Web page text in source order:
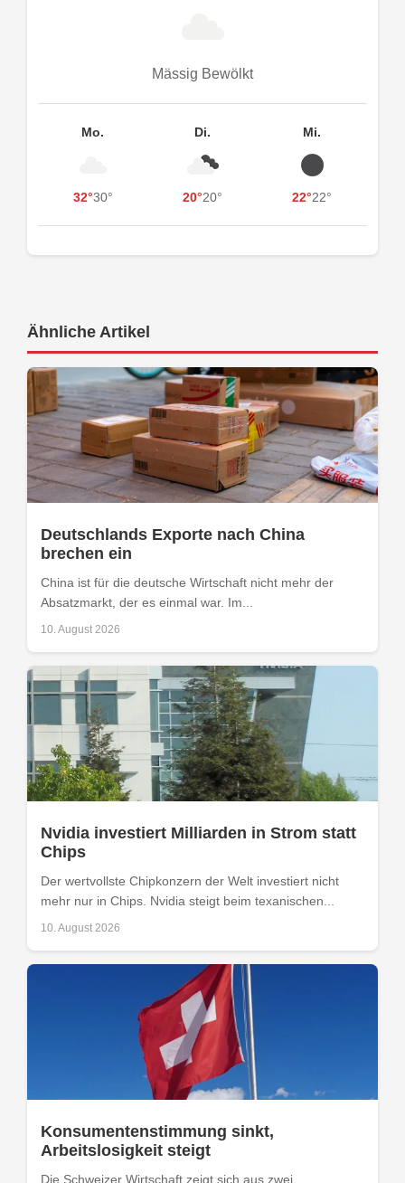
Mässig Bewölkt
Mo.
32°30°
Di.
20°20°
Mi.
22°22°
Ähnliche Artikel
Deutschlands Exporte nach China
brechen ein
China ist für die deutsche Wirtschaft nicht mehr der
Absatzmarkt, der es einmal war. Im...
10. August 2026
Nvidia investiert Milliarden in Strom statt
Chips
Der wertvollste Chipkonzern der Welt investiert nicht
mehr nur in Chips. Nvidia steigt beim texanischen...
10. August 2026
Konsumentenstimmung sinkt,
Arbeitslosigkeit steigt
Die Schweizer Wirtschaft zeigt sich aus zwei